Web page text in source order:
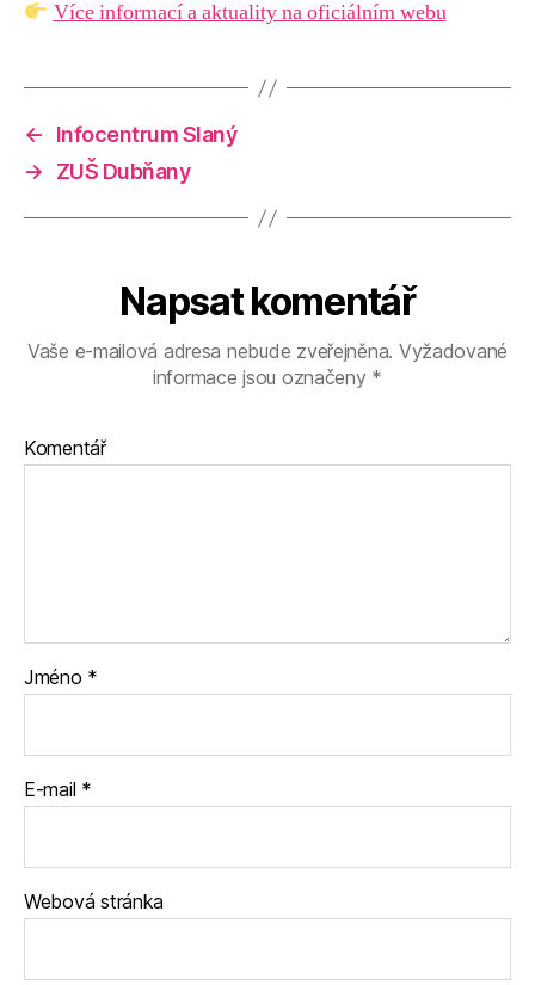
Více informací a aktuality na oficiálním webu
←
Infocentrum Slaný
→
ZUŠ Dubňany
Napsat komentář
Vaše e-mailová adresa nebude zveřejněna. Vyžadované
informace jsou označeny *
Komentář
Jméno *
E-mail *
Webová stránka